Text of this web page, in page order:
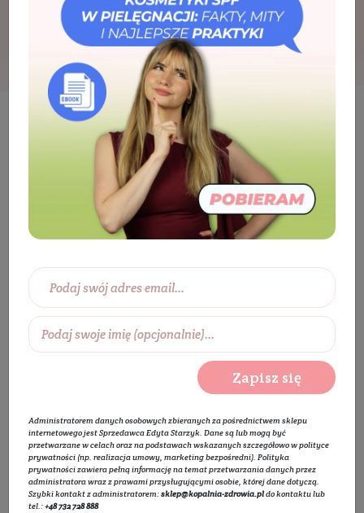
Kosmetyki Twarz
demakijaż
Żel do mycia twarzy
Żel oczyszczający do skóry suchej i
wrażliwej - seria Micellis
Zapisz się
Administratorem danych osobowych zbieranych za pośrednictwem sklepu
internetowego jest Sprzedawca Edyta Starzyk. Dane są lub mogą być
przetwarzane w celach oraz na podstawach wskazanych szczegółowo wpolityce
prywatności (np. realizacja umowy, marketing bezpośredni). Polityka
prywatnościzawiera pełną informację na temat przetwarzania danych przez
administratora wraz z prawami przysługującymi osobie, której dane dotyczą.
Szybki kontakt z administratorem:sklep@kopalnia-zdrowia.pldo kontaktu lub
tel.:+48 732 728 888